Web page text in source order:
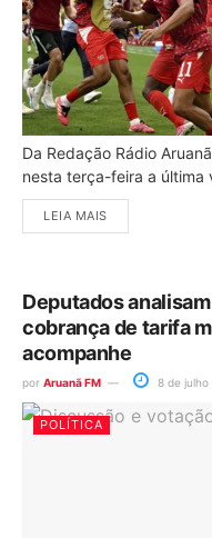
Da Redação Rádio
nesta terça-feira a última
LEIA MAIS
Deputados
cobrança de tarifa
acompanhe
por Aruanã FM 8 de julho
POLÍTICA